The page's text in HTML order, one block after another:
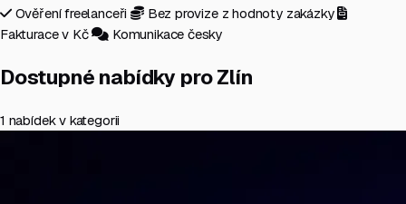
Ověření freelanceři
Bez provize z hodnoty zakázky
Fakturace v Kč
Komunikace česky
Dostupné nabídky pro Zlín
1 nabídek v kategorii